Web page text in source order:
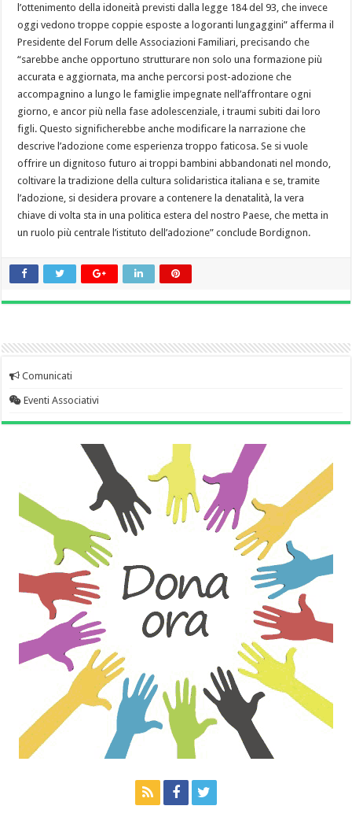
l’ottenimento della idoneità previsti dalla legge 184 del 93, che invece
oggi vedono troppe coppie esposte a logoranti lungaggini” afferma il
Presidente del Forum delle Associazioni Familiari, precisando che
“sarebbe anche opportuno strutturare non solo una formazione più
accurata e aggiornata, ma anche percorsi post-adozione che
accompagnino a lungo le famiglie impegnate nell’affrontare ogni
giorno, e ancor più nella fase adolescenziale, i traumi subiti dai loro
figli. Questo significherebbe anche modificare la narrazione che
descrive l’adozione come esperienza troppo faticosa. Se si vuole
offrire un dignitoso futuro ai troppi bambini abbandonati nel mondo,
coltivare la tradizione della cultura solidaristica italiana e se, tramite
l’adozione, si desidera provare a contenere la denatalità, la vera
chiave di volta sta in una politica estera del nostro Paese, che metta in
un ruolo più centrale l’istituto dell’adozione” conclude Bordignon.
Comunicati
Eventi Associativi